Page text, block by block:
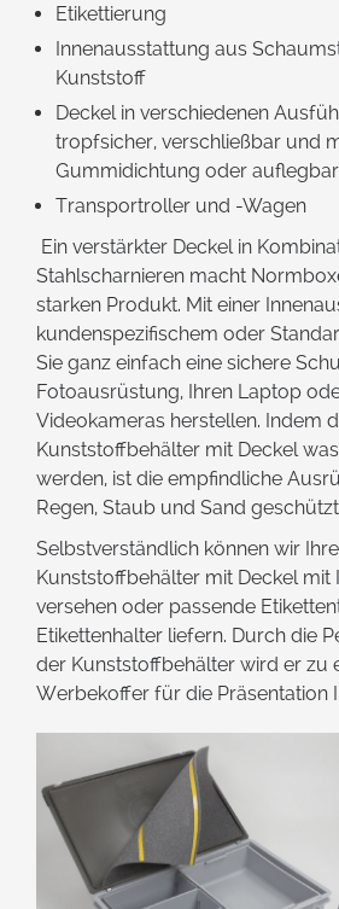
Etikettierung
Innenausstattung aus
Kunststoff
Deckel in verschiedenen
tropfsicher, verschließbar und
Gummidichtung oder
Transportroller und -Wagen
Ein verstärkter Deckel in
Stahlscharnieren macht
starken Produkt. Mit einer
kundenspezifischem oder
Sie ganz einfach eine sichere
Fotoausrüstung, Ihren Laptop
Videokameras herstellen. Indem
Kunststoffbehälter mit Deckel
werden, ist die empfindliche
Regen, Staub und Sand
Selbstverständlich können wir
Kunststoffbehälter mit Deckel mit
versehen oder passende
Etikettenhalter liefern. Durch die
der Kunststoffbehälter wird er zu
Werbekoffer für die Präsentation